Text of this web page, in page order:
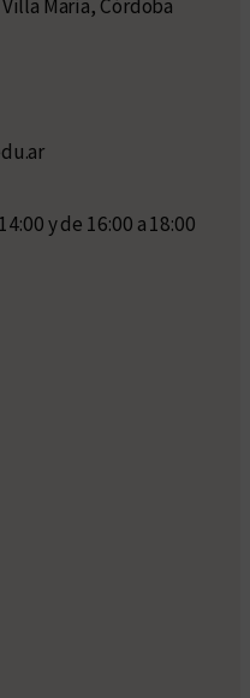
María, Córdoba
y de 16:00 a 18:00